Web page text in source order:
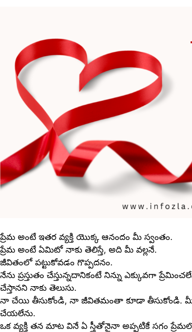
ప్రేమ అంటే ఇతర వ్యక్తి యొక్క ఆనందం మీ స్వంతం.
ప్రేమ అంటే ఏమిటో నాకు తెలిస్తే, అది మీ వల్లనే.
జీవితంలో పట్టుకోవడం గొప్పదనం.
నేను ప్రస్తుతం చేస్తున్నదానికంటే నిన్ను ఎక్కువగా
చేస్తానని నాకు తెలుసు.
నా చేయి తీసుకోండి, నా జీవితమంతా కూడా తీసుకోండి.
చేయలేను.
ఒక వ్యక్తి తన మాట వినే ఏ స్త్రీతోనైనా అప్పటికే సగం